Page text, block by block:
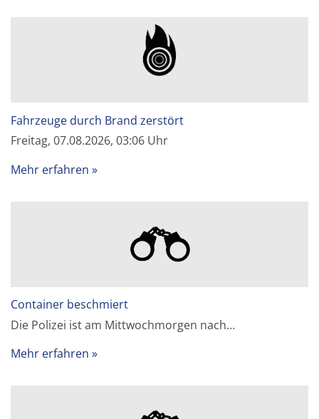
Fahrzeuge durch Brand zerstört
Freitag, 07.08.2026, 03:06 Uhr
Mehr erfahren
Container beschmiert
Die Polizei ist am Mittwochmorgen nach…
Mehr erfahren